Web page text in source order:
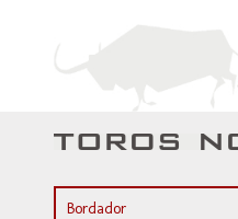
Bordador